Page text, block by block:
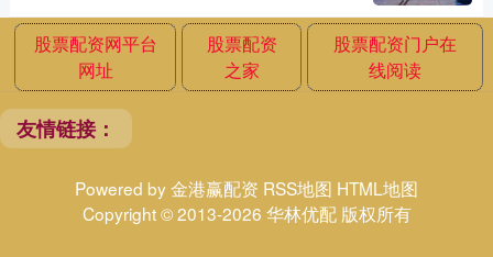
股票配资网平台
网址
股票配资
之家
股票配资门户在
线阅读
友情链接：
Powered by金港赢配资 RSS地图 HTML地图
Copyright© 2013-2026 华林优配 版权所有